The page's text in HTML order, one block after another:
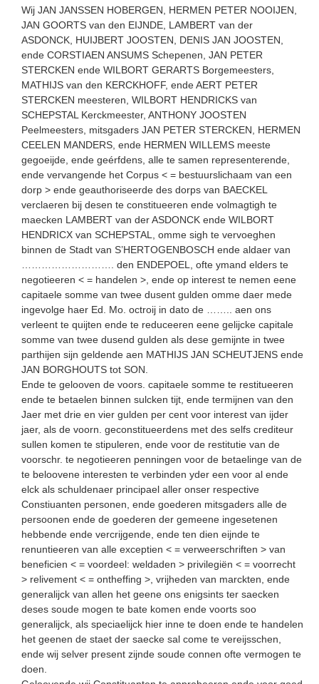
Wij JAN JANSSEN HOBERGEN, HERMEN PETER NOOIJEN,
JAN GOORTS van den EIJNDE, LAMBERT van der
ASDONCK, HUIJBERT JOOSTEN, DENIS JAN JOOSTEN,
ende CORSTIAEN ANSUMS Schepenen, JAN PETER
STERCKEN ende WILBORT GERARTS Borgemeesters,
MATHIJS van den KERCKHOFF, ende AERT PETER
STERCKEN meesteren, WILBORT HENDRICKS van
SCHEPSTAL Kerckmeester, ANTHONY JOOSTEN
Peelmeesters, mitsgaders JAN PETER STERCKEN, HERMEN
CEELEN MANDERS, ende HERMEN WILLEMS meeste
gegoeijde, ende geérfdens, alle te samen representerende,
ende vervangende het Corpus < = bestuurslichaam van een
dorp > ende geauthoriseerde des dorps van BAECKEL
verclaeren bij desen te constitueeren ende volmagtigh te
maecken LAMBERT van der ASDONCK ende WILBORT
HENDRICX van SCHEPSTAL, omme sigh te vervoeghen
binnen de Stadt van S’HERTOGENBOSCH ende aldaer van
………………………. den ENDEPOEL, ofte ymand elders te
negotieeren < = handelen >, ende op interest te nemen eene
capitaele somme van twee dusent gulden omme daer mede
ingevolge haer Ed. Mo. octroij in dato de …….. aen ons
verleent te quijten ende te reduceeren eene gelijcke capitale
somme van twee dusend gulden als dese gemijnte in twee
parthijen sijn geldende aen MATHIJS JAN SCHEUTJENS ende
JAN BORGHOUTS tot SON.
Ende te gelooven de voors. capitaele somme te restitueeren
ende te betaelen binnen sulcken tijt, ende termijnen van den
Jaer met drie en vier gulden per cent voor interest van ijder
jaer, als de voorn. geconstitueerdens met des selfs crediteur
sullen komen te stipuleren, ende voor de restitutie van de
voorschr. te negotieeren penningen voor de betaelinge van de
te beloovene interesten te verbinden yder een voor al ende
elck als schuldenaer principael aller onser respective
Constiuanten personen, ende goederen mitsgaders alle de
persoonen ende de goederen der gemeene ingesetenen
hebbende ende vercrijgende, ende ten dien eijnde te
renuntieeren van alle exceptien < = verweerschriften > van
beneficien < = voordeel: weldaden > privilegiën < = voorrecht
> relivement < = ontheffing >, vrijheden van marckten, ende
generalijck van allen het geene ons enigsints ter saecken
deses soude mogen te bate komen ende voorts soo
generalijck, als speciaelijck hier inne te doen ende te handelen
het geenen de staet der saecke sal come te vereijsschen,
ende wij selver present zijnde soude connen ofte vermogen te
doen.